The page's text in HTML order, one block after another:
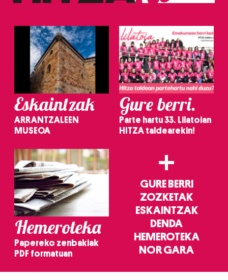
Eskaintzak
ARRANTZALEEN
MUSEOA
Gure berri.
Parte hartu 33. Lilatoian
HITZA taldearekin!
Hemeroteka
Papereko zenbakiak
PDF formatuan
+
GURE BERRI
ZOZKETAK
ESKAINTZAK
DENDA
HEMEROTEKA
NOR GARA